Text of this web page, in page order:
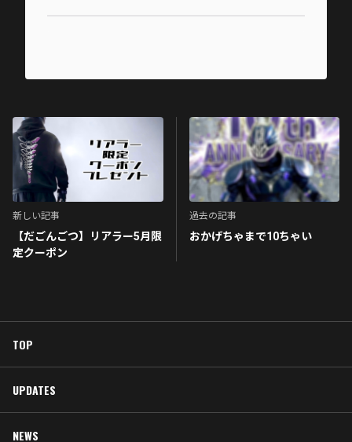
新しい記事
【だごんごつ】リアラー5月限
定クーポン
過去の記事
おかげちゃまで10ちゃい
TOP
UPDATES
NEWS